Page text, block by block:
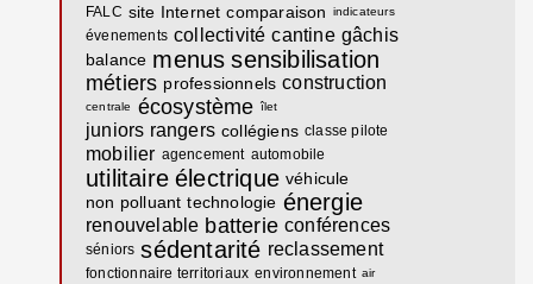
FALC site Internet comparaison indicateurs
évenements collectivité cantine gâchis
balance menus sensibilisation
métiers professionnels construction
centrale écosystème îlet
juniors rangers collégiens classe pilote
mobilier agencement automobile
utilitaire électrique véhicule
non polluant technologie énergie
renouvelable batterie conférences
séniors sédentarité reclassement
fonctionnaire territoriaux environnement air